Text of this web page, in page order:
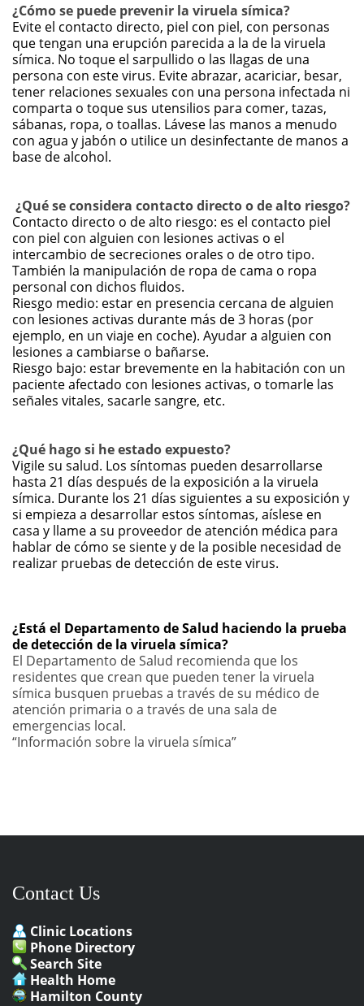
¿Cómo se puede prevenir la viruela símica?
Evite el contacto directo, piel con piel, con personas
que tengan una erupción parecida a la de la viruela
símica. No toque el sarpullido o las llagas de una
persona con este virus. Evite abrazar, acariciar, besar,
tener relaciones sexuales con una persona infectada ni
comparta o toque sus utensilios para comer, tazas,
sábanas, ropa, o toallas. Lávese las manos a menudo
con agua y jabón o utilice un desinfectante de manos a
base de alcohol.
¿Qué se considera contacto directo o de alto riesgo?
Contacto directo o de alto riesgo: es el contacto piel
con piel con alguien con lesiones activas o el
intercambio de secreciones orales o de otro tipo.
También la manipulación de ropa de cama o ropa
personal con dichos fluidos.
Riesgo medio: estar en presencia cercana de alguien
con lesiones activas durante más de 3 horas (por
ejemplo, en un viaje en coche). Ayudar a alguien con
lesiones a cambiarse o bañarse.
Riesgo bajo: estar brevemente en la habitación con un
paciente afectado con lesiones activas, o tomarle las
señales vitales, sacarle sangre, etc.
¿Qué hago si he estado expuesto?
Vigile su salud. Los síntomas pueden desarrollarse
hasta 21 días después de la exposición a la viruela
símica. Durante los 21 días siguientes a su exposición y
si empieza a desarrollar estos síntomas, aíslese en
casa y llame a su proveedor de atención médica para
hablar de cómo se siente y de la posible necesidad de
realizar pruebas de detección de este virus.
¿Está el Departamento de Salud haciendo la prueba
de detección de la viruela símica?
El Departamento de Salud recomienda que los
residentes que crean que pueden tener la viruela
símica busquen pruebas a través de su médico de
atención primaria o a través de una sala de
emergencias local.
“Información sobre la viruela símica”
Contact Us
Clinic Locations
Phone Directory
Search Site
Health Home
Hamilton County